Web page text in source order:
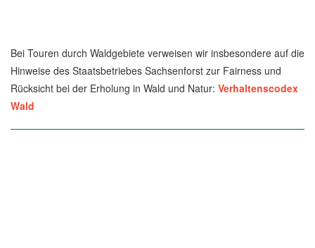
Bei Touren durch Waldgebiete verweisen wir insbesondere auf die
Hinweise des Staatsbetriebes Sachsenforst zur Fairness und
Rücksicht bei der Erholung in Wald und Natur: Verhaltenscodex
Wald